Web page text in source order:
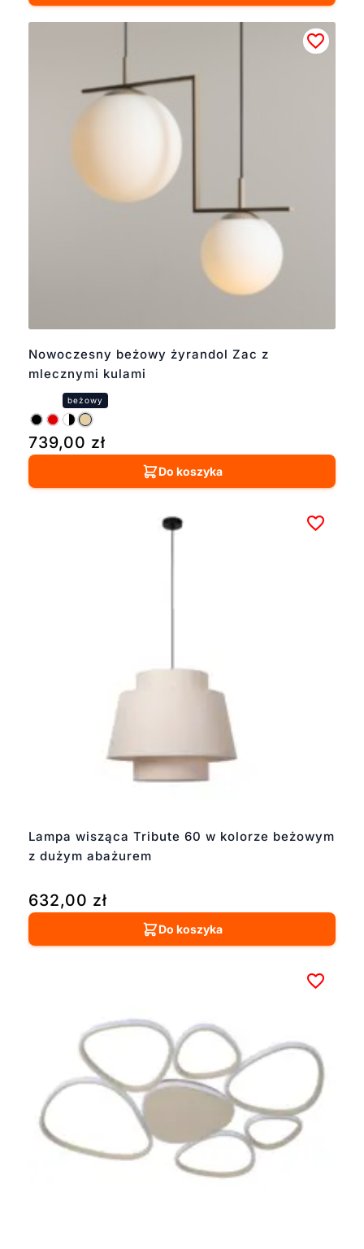
Nowoczesny beżowy żyrandol Zac z
mlecznymi kulami
739,00 zł
Do koszyka
Lampa wisząca Tribute 60 w kolorze beżowym
z dużym abażurem
632,00 zł
Do koszyka